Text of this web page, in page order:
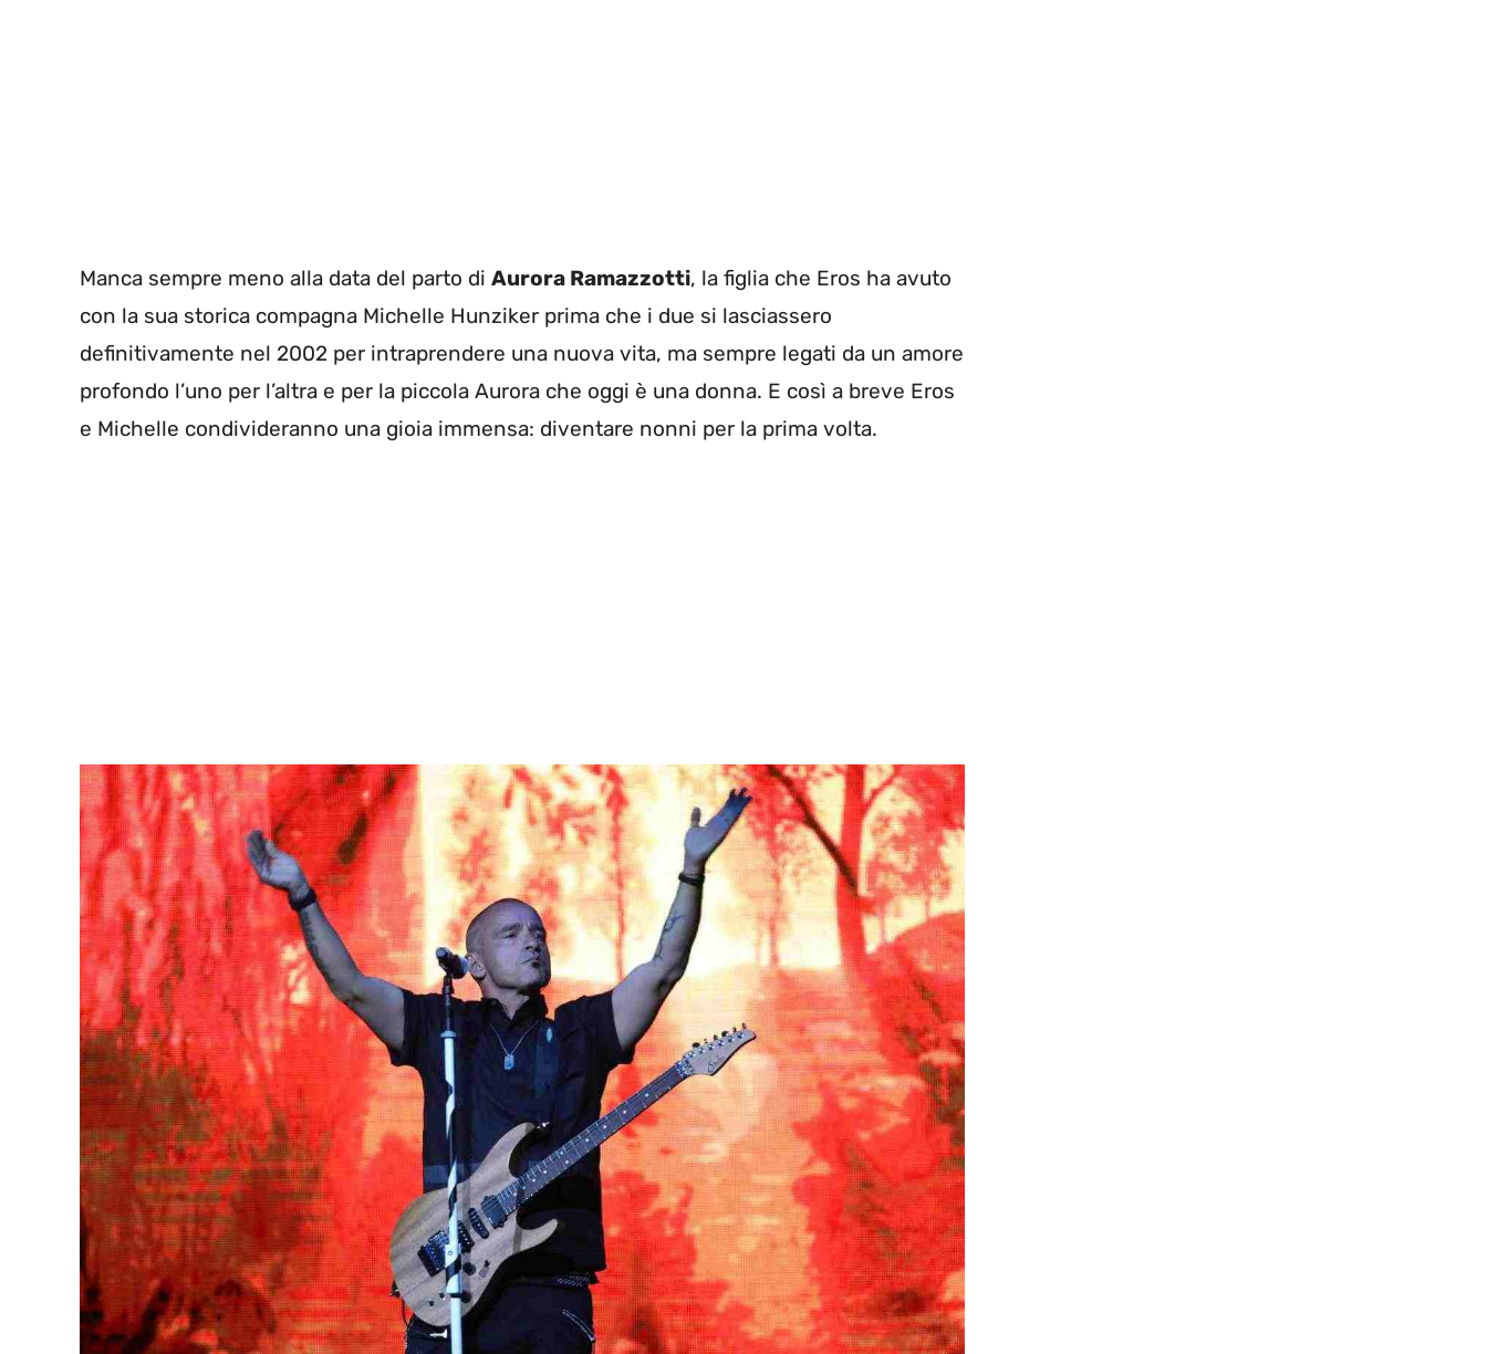
Manca sempre meno alla data del parto di Aurora Ramazzotti, la figlia che Eros ha avuto
con la sua storica compagna Michelle Hunziker prima che i due si lasciassero
definitivamente nel 2002 per intraprendere una nuova vita, ma sempre legati da un amore
profondo l’uno per l’altra e per la piccola Aurora che oggi è una donna. E così a breve Eros
e Michelle condivideranno una gioia immensa: diventare nonni per la prima volta.